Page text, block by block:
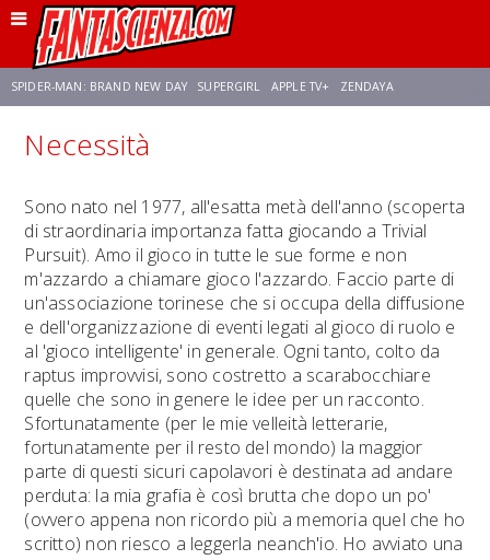
SPIDER-MAN: BRAND NEW DAY SUPERGIRL APPLE TV+ ZENDAYA
FRANCO RICCIARDIELLO
SADIE SINK STAR TREK: STRANGE NEW WORLDS
Necessità
Sono nato nel 1977, all'esatta metà dell'anno (scoperta
di straordinaria importanza fatta giocando a Trivial
Pursuit). Amo il gioco in tutte le sue forme e non
m'azzardo a chiamare gioco l'azzardo. Faccio parte di
un'associazione torinese che si occupa della diffusione
e dell'organizzazione di eventi legati al gioco di ruolo e
al 'gioco intelligente' in generale. Ogni tanto, colto da
raptus improvvisi, sono costretto a scarabocchiare
quelle che sono in genere le idee per un racconto.
Sfortunatamente (per le mie velleità letterarie,
fortunatamente per il resto del mondo) la maggior
parte di questi sicuri capolavori è destinata ad andare
perduta: la mia grafia è così brutta che dopo un po'
(ovvero appena non ricordo più a memoria quel che ho
scritto) non riesco a leggerla neanch'io. Ho avviato una